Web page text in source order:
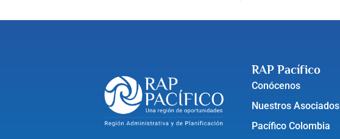
RAP Pacífico
Conócenos
Nuestros Asociados
Pacífico Colombia